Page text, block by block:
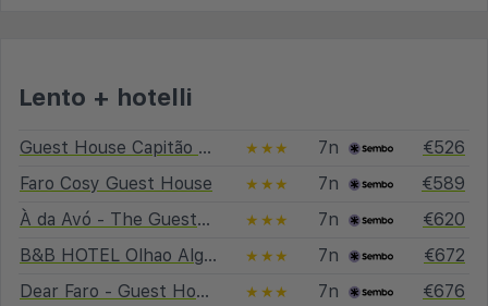
Lento + hotelli
Guest House Capitão Mor ★★★ 7n
€526
Faro Cosy Guest House
★★★ 7n
€589
À da Avó - The Guesthouse
★★★ 7n
€620
B&B HOTEL Olhao Algarve
★★★ 7n
€672
Dear Faro - Guest House
★★★ 7n
€676